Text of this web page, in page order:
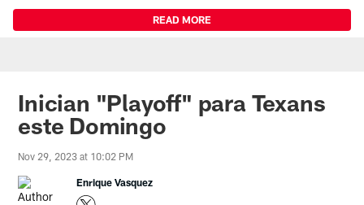
READ MORE
Inician "Playoff" para Texans
este Domingo
Nov 29, 2023 at 10:02 PM
Enrique Vasquez